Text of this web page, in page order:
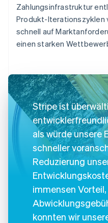
Zahlungsinfrastruktur
Produkt-Iterationszyklen
schnell auf
einen starken
Stripe ist
als würde unsere
schneller
Reduzierung
immensen
konnten wir